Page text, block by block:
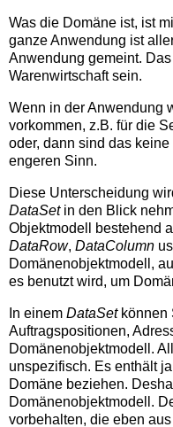
Was die Domäne ist, ist
ganze Anwendung ist
Anwendung gemeint.
Warenwirtschaft sein.
Wenn in der Anwendung
vorkommen, z.B. für die
oder, dann sind das
engeren Sinn.
Diese Unterscheidung
DataSetin den Blick
Objektmodell bestehend
DataRow, DataColumn
Domänenobjektmodell,
es benutzt wird, um
In einem DataSetkönnen
Auftragspositionen,
Domänenobjektmodell.
unspezifisch. Es enthält
Domäne beziehen.
Domänenobjektmodell.
vorbehalten, die eben